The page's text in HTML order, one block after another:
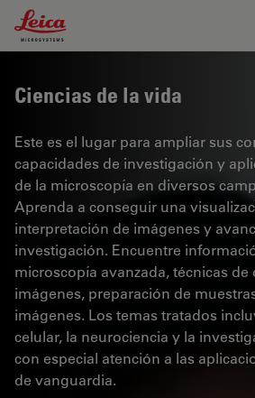
Leica Microsystems Logo
Ciencias de la vida
Este es el lugar para ampliar sus
capacidades de investigación y
de la microscopía en diversos
Aprenda a conseguir una
interpretación de imágenes y
investigación. Encuentre
microscopía avanzada, técnicas
imágenes, preparación de
imágenes. Los temas tratados
celular, la neurociencia y la
con especial atención a las
de vanguardia.